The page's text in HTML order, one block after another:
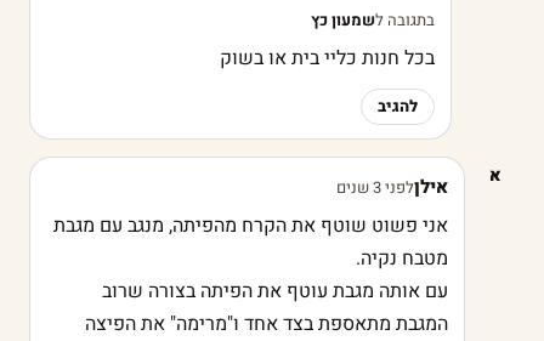
בתגובה לשמעון כץ
בכל חנות כליי בית או בשוק
להגיב
א אילןלפני 3 שנים
אני פשוט שוטף את הקרח מהפיתה, מנגב עם מגבת
מטבח נקיה.
עם אותה מגבת עוטף את הפיתה בצורה שרוב
המגבת מתאספת בצד אחד ו"מרימה" את הפיצה